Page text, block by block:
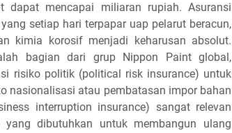
dapat mencapai miliaran rupiah. Asuransi
setiap hari terpapar uap pelarut beracun,
kimia korosif menjadi keharusan absolut.
bagian dari grup Nippon Paint global,
risiko politik (political risk insurance) untuk
nasionalisasi atau pembatasan impor bahan
interruption insurance) sangat relevan
dibutuhkan untuk membangun ulang